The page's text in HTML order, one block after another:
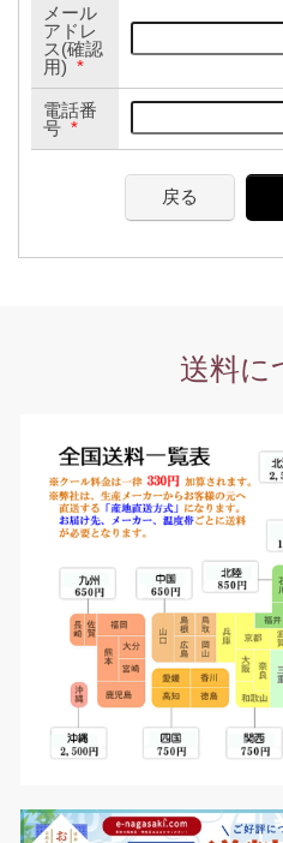
メール
アドレ
ス(確認
用) *
電話番
号 *
戻る
送料に